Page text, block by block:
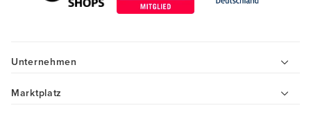
Unternehmen
Marktplatz